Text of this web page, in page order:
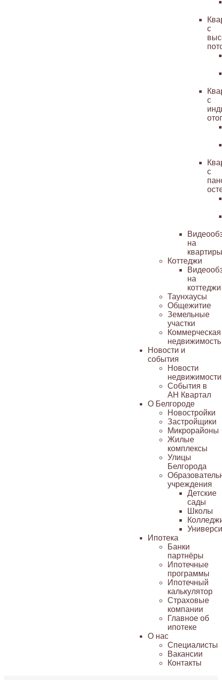
с
с
с
на
квартиры
Коттеджи
на
коттеджи
Таунхаусы
Общежитие
Земельные
участки
Коммерческая
недвижимость
Новости и
события
Новости
недвижимости
События в
АН Квартал
О Белгороде
Новостройки
Застройщики
Микрорайоны
Жилые
комплексы
Улицы
Белгорода
учреждения
Детские
сады
Школы
Ипотека
Банки
партнёры
Ипотечные
программы
Ипотечный
калькулятор
Страховые
компании
Главное об
ипотеке
О нас
Специалисты
Вакансии
Контакты